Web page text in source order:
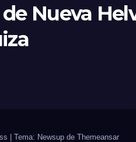
Nueva
Tema: Newsup de Themeansar